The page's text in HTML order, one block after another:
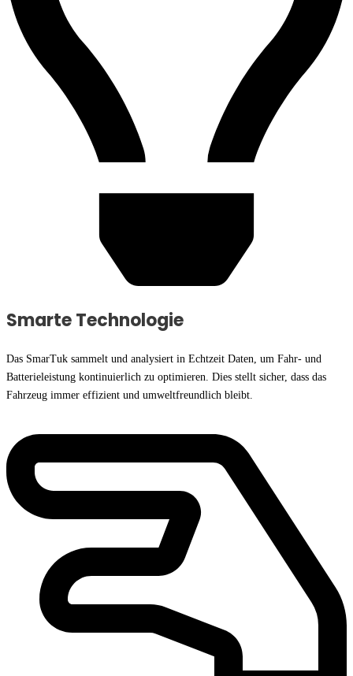
Smarte Technologie
Das SmarTuk sammelt und analysiert in Echtzeit Daten, um Fahr- und
Batterieleistung kontinuierlich zu optimieren. Dies stellt sicher, dass das
Fahrzeug immer effizient und umweltfreundlich bleibt.